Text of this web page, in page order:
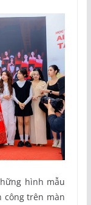
hình mẫu
công trên màn